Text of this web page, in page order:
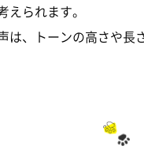
られます。
は、トーンの高さや長